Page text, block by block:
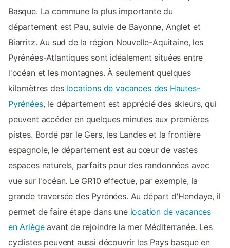
Basque. La commune la plus importante du
département est Pau, suivie de Bayonne, Anglet et
Biarritz. Au sud de la région Nouvelle-Aquitaine, les
Pyrénées-Atlantiques sont idéalement situées entre
l'océan et les montagnes. À seulement quelques
kilomètres des locations de vacances des Hautes-
Pyrénées, le département est apprécié des skieurs, qui
peuvent accéder en quelques minutes aux premières
pistes. Bordé par le Gers, les Landes et la frontière
espagnole, le département est au cœur de vastes
espaces naturels, parfaits pour des randonnées avec
vue sur l'océan. Le GR10 effectue, par exemple, la
grande traversée des Pyrénées. Au départ d'Hendaye, il
permet de faire étape dans une location de vacances
en Ariègeavant de rejoindre la mer Méditerranée. Les
cyclistes peuvent aussi découvrir les Pays basque en